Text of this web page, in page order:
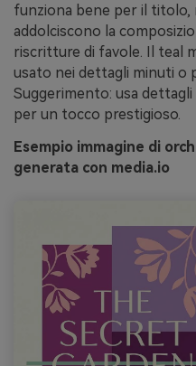
funziona bene per il titolo,
addolciscono la
riscritture di favole. Il teal
usato nei dettagli minuti o
Suggerimento: usa
per un tocco prestigioso.
Esempio immagine di
generata con media.io